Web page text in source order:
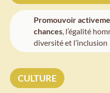
Promouvoir
chances, l’égalité
diversité et l’inclusion
CULTURE